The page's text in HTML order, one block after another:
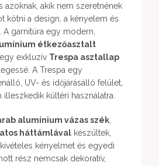
azoknak, akik nem szeretnének
kötni a design, a kényelem és
A garnitúra egy modern,
étkezőasztalt
exkluzív Trespa asztallap
A Trespa egy
UV- és időjárásálló felület,
kültéri használatra.
alumínium vázas szék,
háttámlával készültek,
kényelmet és egyedi
rész nemcsak dekoratív,